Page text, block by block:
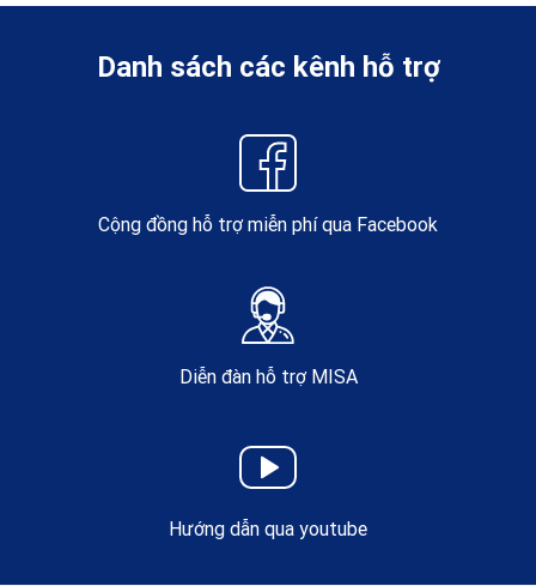
Danh sách các kênh hỗ trợ
Cộng đồng hỗ trợ miễn phí qua Facebook
Diễn đàn hỗ trợ MISA
Hướng dẫn qua youtube